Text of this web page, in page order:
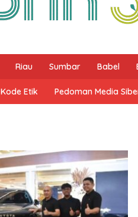
Riau Sumbar Babel
Kode Etik Pedoman Media